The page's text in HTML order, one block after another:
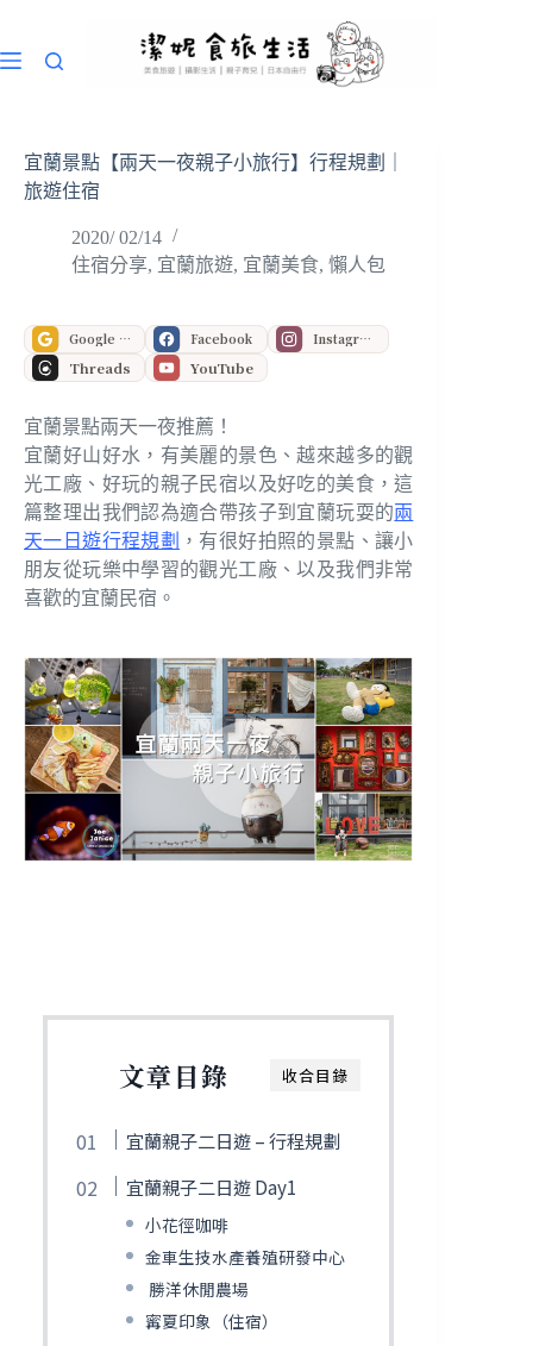
主
宜蘭景點【兩天一夜親子小旅行】行程規劃｜
旅遊住宿
2020/ 02/14
住宿分享, 宜蘭旅遊, 宜蘭美食, 懶人包
Google 偏好來源 Facebook Instagram
Threads YouTube
宜蘭景點兩天一夜推薦！
宜蘭好山好水，有美麗的景色、越來越多的觀
光工廠、好玩的親子民宿以及好吃的美食，這
篇整理出我們認為適合帶孩子到宜蘭玩耍的兩
天一日遊行程規劃 ，有很好拍照的景點、讓小
朋友從玩樂中學習的觀光工廠、以及我們非常
喜歡的宜蘭民宿。
收合目錄
文章目錄
宜蘭親子二日遊 – 行程規劃
宜蘭親子二日遊 Day1
小花徑咖啡
金車生技水產養殖研發中心
勝洋休閒農場
寗夏印象（住宿）